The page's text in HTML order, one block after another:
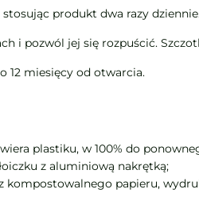
produkt dwa razy
i pozwól jej się rozpuścić.
12 miesięcy od otwarcia.
plastiku, w 100% do
z aluminiową nakrętką;
kompostowalnego papieru,